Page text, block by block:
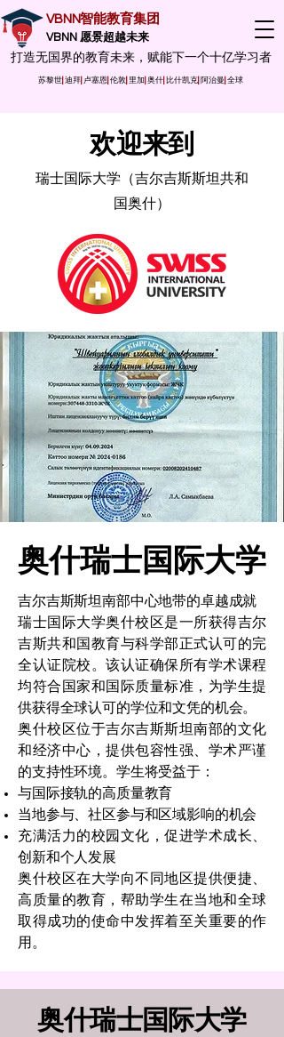
VBNN智能教育集团
VBNN 愿景超越未来
打造无国界的教育未来，赋能下一个十亿学习者
苏黎世 迪拜 卢塞恩 伦敦 里加 奥什 比什凯克 阿治曼 全球
欢迎来到
瑞士国际大学（吉尔吉斯斯坦共和
国奥什）
奥什瑞士国际大学
吉尔吉斯斯坦南部中心地带的卓越成就
瑞士国际大学奥什校区是一所获得吉尔
吉斯共和国教育与科学部正式认可的完
全认证院校。该认证确保所有学术课程
均符合国家和国际质量标准，为学生提
供获得全球认可的学位和文凭的机会。
奥什校区位于吉尔吉斯斯坦南部的文化
和经济中心，提供包容性强、学术严谨
的支持性环境。学生将受益于：
与国际接轨的高质量教育
当地参与、社区参与和区域影响的机会
充满活力的校园文化，促进学术成长、
创新和个人发展
奥什校区在大学向不同地区提供便捷、
高质量的教育，帮助学生在当地和全球
取得成功的使命中发挥着至关重要的作
用。
奥什瑞士国际大学